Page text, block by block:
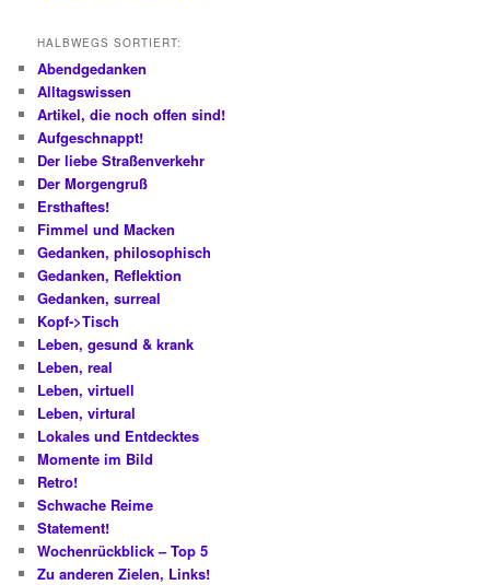
HALBWEGS SORTIERT:
Abendgedanken
Alltagswissen
Artikel, die noch offen sind!
Aufgeschnappt!
Der liebe Straßenverkehr
Der Morgengruß
Ersthaftes!
Fimmel und Macken
Gedanken, philosophisch
Gedanken, Reflektion
Gedanken, surreal
Kopf->Tisch
Leben, gesund & krank
Leben, real
Leben, virtuell
Leben, virtural
Lokales und Entdecktes
Momente im Bild
Retro!
Schwache Reime
Statement!
Wochenrückblick – Top 5
Zu anderen Zielen, Links!